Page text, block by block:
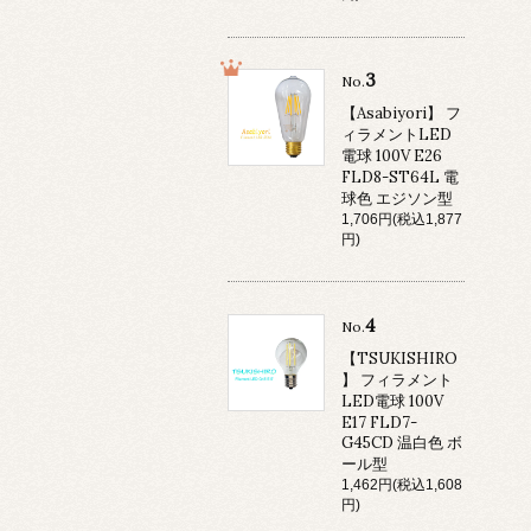
No.3
【Asabiyori】 フ
ィラメントLED
電球 100V E26
FLD8-ST64L 電
球色 エジソン型
1,706円(税込1,877
円)
No.4
【TSUKISHIRO
】 フィラメント
LED電球 100V
E17 FLD7-
G45CD 温白色 ボ
ール型
1,462円(税込1,608
円)